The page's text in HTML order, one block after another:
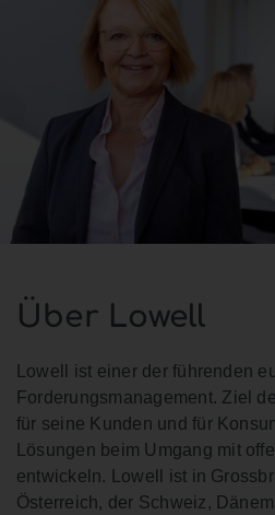
Über Lowell
Lowell ist einer der führenden
Forderungsmanagement. Ziel
für seine Kunden und für
Lösungen beim Umgang mit
entwickeln. Lowell ist in
Österreich, der Schweiz,